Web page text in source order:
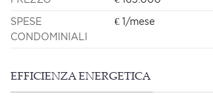
SPESE
CONDOMINIALI
€ 1/mese
EFFICIENZA ENERGETICA